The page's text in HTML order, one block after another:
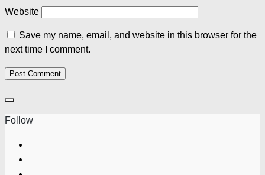
Website
Save my name, email, and website in this browser for the
next time I comment.
Follow